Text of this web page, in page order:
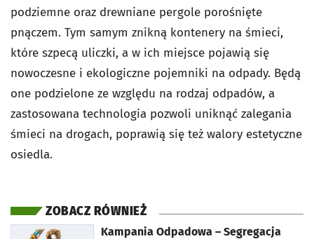
podziemne oraz drewniane pergole porośnięte
pnączem. Tym samym znikną kontenery na śmieci,
które szpecą uliczki, a w ich miejsce pojawią się
nowoczesne i ekologiczne pojemniki na odpady. Będą
one podzielone ze względu na rodzaj odpadów, a
zastosowana technologia pozwoli uniknąć zalegania
śmieci na drogach, poprawią się też walory estetyczne
osiedla.
ZOBACZ RÓWNIEŻ
Kampania Odpadowa – Segregacja
otworzy się w nowej karcie